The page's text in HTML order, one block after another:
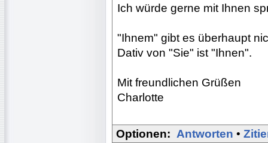
Ich würde gerne mit Ihnen
"Ihnem" gibt es überhaupt
Dativ von "Sie" ist "Ihnen".
Mit freundlichen Grüßen
Charlotte
Optionen: Antworten •